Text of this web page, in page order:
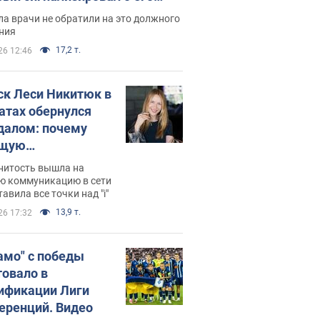
раке
врачи не обратили на это должного
12:46 17,2 т.
Леси Никитюк в
обернулся
почему
вышла на
коммуникацию в сети
все точки над "i"
17:32 13,9 т.
с победы
в
Лиги
Видео